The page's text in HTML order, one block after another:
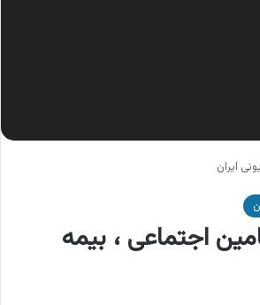
ایران
اجتماعی ، بیمه